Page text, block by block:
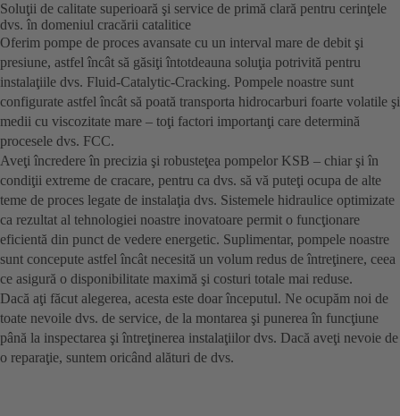
Soluţii de calitate superioară şi service de primă clară pentru cerinţele
dvs. în domeniul cracării catalitice
Oferim pompe de proces avansate cu un interval mare de debit şi
presiune, astfel încât să găsiţi întotdeauna soluţia potrivită pentru
instalaţiile dvs. Fluid-Catalytic-Cracking. Pompele noastre sunt
configurate astfel încât să poată transporta hidrocarburi foarte volatile şi
medii cu viscozitate mare – toţi factori importanţi care determină
procesele dvs. FCC.
Aveţi încredere în precizia şi robusteţea pompelor KSB – chiar şi în
condiţii extreme de cracare, pentru ca dvs. să vă puteţi ocupa de alte
teme de proces legate de instalaţia dvs. Sistemele hidraulice optimizate
ca rezultat al tehnologiei noastre inovatoare permit o funcţionare
eficientă din punct de vedere energetic. Suplimentar, pompele noastre
sunt concepute astfel încât necesită un volum redus de întreţinere, ceea
ce asigură o disponibilitate maximă şi costuri totale mai reduse.
Dacă aţi făcut alegerea, acesta este doar începutul. Ne ocupăm noi de
toate nevoile dvs. de service, de la montarea şi punerea în funcţiune
până la inspectarea şi întreţinerea instalaţiilor dvs. Dacă aveţi nevoie de
o reparaţie, suntem oricând alături de dvs.